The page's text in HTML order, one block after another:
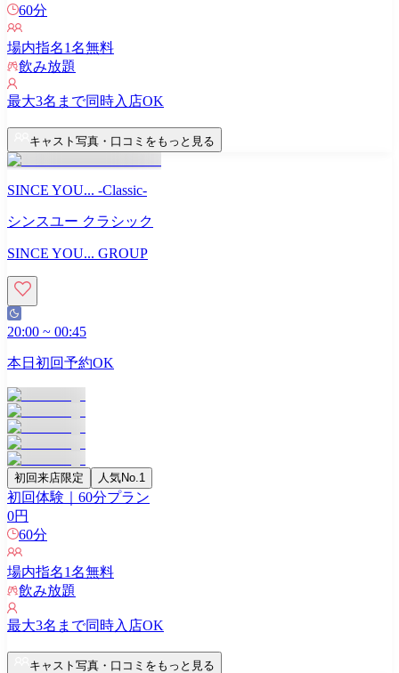
60分
場内指名1名無料
飲み放題
最大3名まで同時入店OK
キャスト写真・口コミをもっと見る
SINCE YOU... -Classic-
シンスユー クラシック
SINCE YOU... GROUP
20:00 ~ 00:45
本日初回予約OK
初回来店限定 人気No.1
初回体験｜60分プラン
0円
60分
場内指名1名無料
飲み放題
最大3名まで同時入店OK
キャスト写真・口コミをもっと見る